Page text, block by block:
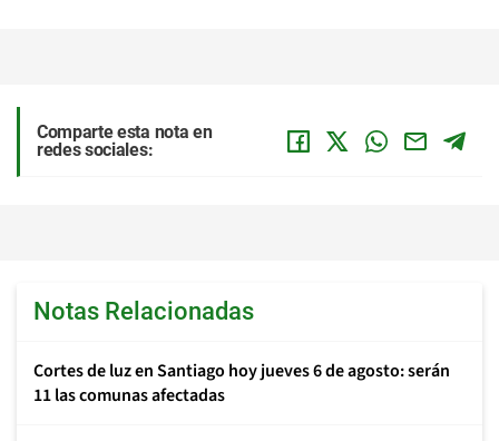
Comparte esta nota en
redes sociales:
Notas Relacionadas
Cortes de luz en Santiago hoy jueves 6 de agosto: serán
11 las comunas afectadas